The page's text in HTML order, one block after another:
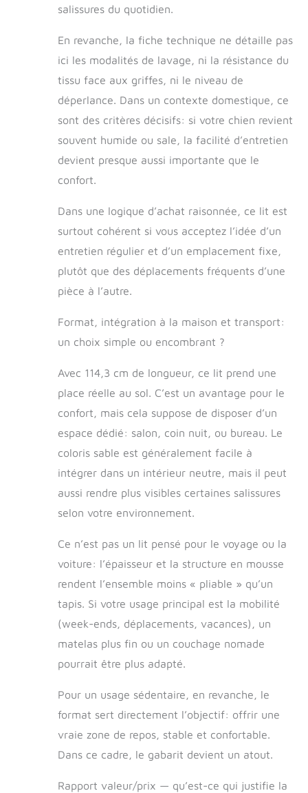
salissures du quotidien.
En revanche, la fiche technique ne détaille pas
ici les modalités de lavage, ni la résistance du
tissu face aux griffes, ni le niveau de
déperlance. Dans un contexte domestique, ce
sont des critères décisifs: si votre chien revient
souvent humide ou sale, la facilité d’entretien
devient presque aussi importante que le
confort.
Dans une logique d’achat raisonnée, ce lit est
surtout cohérent si vous acceptez l’idée d’un
entretien régulier et d’un emplacement fixe,
plutôt que des déplacements fréquents d’une
pièce à l’autre.
Format, intégration à la maison et transport:
un choix simple ou encombrant ?
Avec 114,3 cm de longueur, ce lit prend une
place réelle au sol. C’est un avantage pour le
confort, mais cela suppose de disposer d’un
espace dédié: salon, coin nuit, ou bureau. Le
coloris sable est généralement facile à
intégrer dans un intérieur neutre, mais il peut
aussi rendre plus visibles certaines salissures
selon votre environnement.
Ce n’est pas un lit pensé pour le voyage ou la
voiture: l’épaisseur et la structure en mousse
rendent l’ensemble moins « pliable » qu’un
tapis. Si votre usage principal est la mobilité
(week-ends, déplacements, vacances), un
matelas plus fin ou un couchage nomade
pourrait être plus adapté.
Pour un usage sédentaire, en revanche, le
format sert directement l’objectif: offrir une
vraie zone de repos, stable et confortable.
Dans ce cadre, le gabarit devient un atout.
Rapport valeur/prix — qu’est-ce qui justifie la